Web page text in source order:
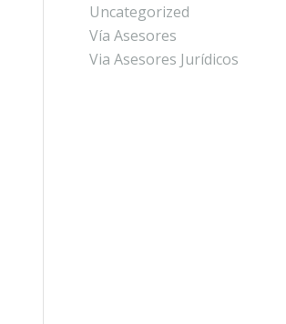
Uncategorized
Vía Asesores
Via Asesores Jurídicos